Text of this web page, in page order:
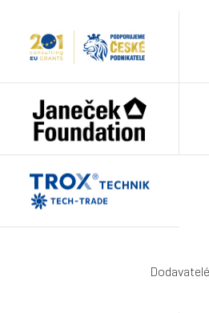
Dodavatelé